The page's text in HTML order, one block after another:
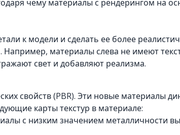
чему материалы с рендерингом на
к модели и сделать ее более
материалы слева не имеют
свет и добавляют реализма.
свойств (PBR). Эти новые материалы
карты текстур в материале:
с низким значением металличности